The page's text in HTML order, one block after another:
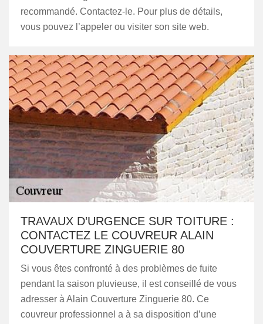
recommandé. Contactez-le. Pour plus de détails,
vous pouvez l’appeler ou visiter son site web.
TRAVAUX D’URGENCE SUR TOITURE :
CONTACTEZ LE COUVREUR ALAIN
COUVERTURE ZINGUERIE 80
Si vous êtes confronté à des problèmes de fuite
pendant la saison pluvieuse, il est conseillé de vous
adresser à Alain Couverture Zinguerie 80. Ce
couvreur professionnel a à sa disposition d’une